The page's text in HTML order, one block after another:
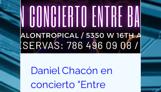
Daniel Chacón en
concierto "Entre